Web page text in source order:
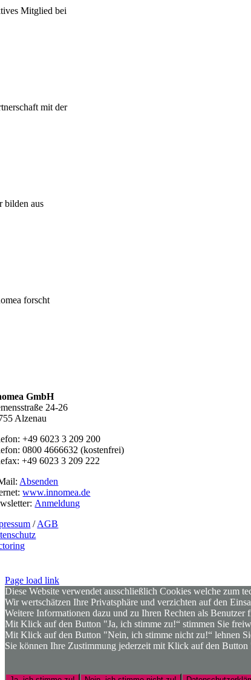
Mitglied bei
mit der
bilden aus
forscht
GmbH
24-26
Alzenau
+49 6023 3 209 200
0800 4666632 (kostenfrei)
+49 6023 3 209 222
Absenden
www.innomea.de
Anmeldung
/AGB
Page load link
Diese Website verwendet ausschließlich Cookies welche zum
Wir wertschätzen Ihre Privatsphäre und verzichten auf den
Weitere Informationen dazu und zu Ihren Rechten als Benutzer
Mit Klick auf den Button "Ja, ich stimme zu!“ stimmen Sie
Mit Klick auf den Button "Nein, ich stimme nicht zu!“ lehnen
Sie können Ihre Zustimmung jederzeit mit Klick auf den